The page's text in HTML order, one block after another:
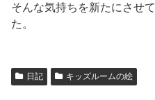
そんな気持ちを新たにさせ
た。
日記 キッズルームの絵